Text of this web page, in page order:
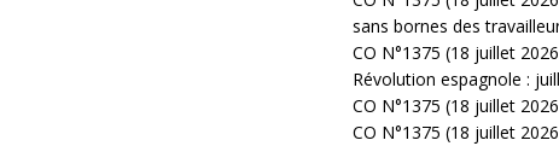
sans bornes des
CO N°1375 (18 juillet
Révolution espagnole :
CO N°1375 (18 juillet
CO N°1375 (18 juillet